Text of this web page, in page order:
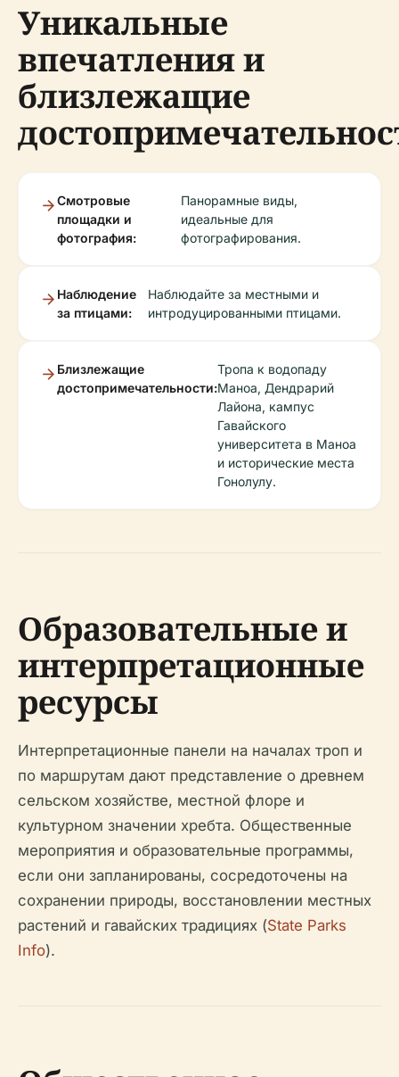
Уникальные
впечатления и
близлежащие
Смотровые
площадки и
фотография:
Панорамные виды,
идеальные для
фотографирования.
Наблюдение
за птицами:
Наблюдайте за местными и
интродуцированными птицами.
Близлежащие
достопримечательности:
Тропа к водопаду
Маноа, Дендрарий
Лайона, кампус
Гавайского
университета в Маноа
и исторические места
Гонолулу.
Образовательные и
интерпретационные
ресурсы
Интерпретационные панели на началах троп и
по маршрутам дают представление о древнем
сельском хозяйстве, местной флоре и
культурном значении хребта. Общественные
мероприятия и образовательные программы,
если они запланированы, сосредоточены на
сохранении природы, восстановлении местных
растений и гавайских традициях (State Parks
Info).